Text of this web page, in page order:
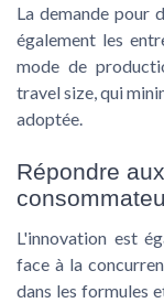
La demande pour
également les
mode de
travel size, qui
adoptée.
Répondre
L'innovation est
face à la
dans les formules